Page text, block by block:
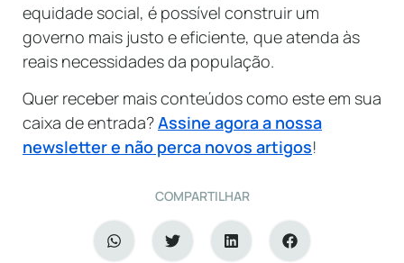
equidade social, é possível construir um
governo mais justo e eficiente, que atenda às
reais necessidades da população.
Quer receber mais conteúdos como este em sua
caixa de entrada?Assine agora a nossa
newsletter e não perca novos artigos!
COMPARTILHAR